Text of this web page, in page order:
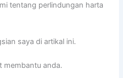
tentang perlindungan harta
saya di artikal ini.
membantu anda.